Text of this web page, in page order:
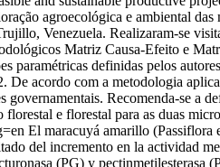
agroecológica e ambiental
Venezuela. Realizaram-se
Matriz Causa-Efeito e
paramétricas definidas pelos
acordo com a metodologia
governamentais. Recomenda-se
e florestal para as duas
El maracuyá amarillo (Passiflora
del incremento en la actividad
(PG) y pectinmetilesterasa